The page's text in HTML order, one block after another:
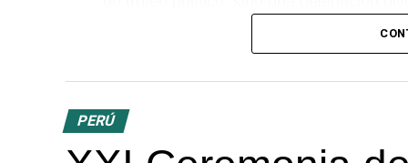
del Congreso, aclaró que el poder
la cual se deberán rendir cuentas ante
2. La justicia como servicio y
ser la búsqueda de la justicia,
PERÚ